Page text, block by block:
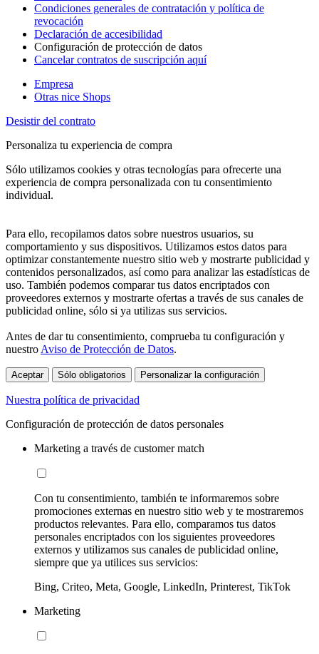
Condiciones generales de contratación y política de
revocación
Declaración de accesibilidad
Configuración de protección de datos
Cancelar contratos de suscripción aquí
Empresa
Otras nice Shops
Desistir del contrato
Personaliza tu experiencia de compra
Sólo utilizamos cookies y otras tecnologías para ofrecerte una
experiencia de compra personalizada con tu consentimiento
individual.
Para ello, recopilamos datos sobre nuestros usuarios, su
comportamiento y sus dispositivos. Utilizamos estos datos para
optimizar constantemente nuestro sitio web y mostrarte publicidad y
contenidos personalizados, así como para analizar las estadísticas de
uso. También podemos comparar tus datos encriptados con
proveedores externos y mostrarte ofertas a través de sus canales de
publicidad online, sólo si ya utilizas sus servicios.
Antes de dar tu consentimiento, comprueba tu configuración y
nuestroAviso de Protección de Datos.
Aceptar Sólo obligatorios Personalizar la configuración
Nuestra política de privacidad
Configuración de protección de datos personales
Marketing a través de customer match
Con tu consentimiento, también te informaremos sobre
promociones externas en nuestro sitio web y te mostraremos
productos relevantes. Para ello, comparamos tus datos
personales encriptados con los siguientes proveedores
externos y utilizamos sus canales de publicidad online,
siempre que ya utilices sus servicios:
Bing, Criteo, Meta, Google, LinkedIn, Printerest, TikTok
Marketing